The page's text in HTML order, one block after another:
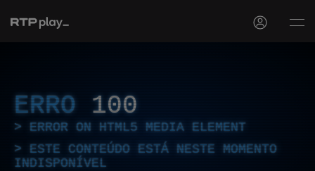
ERRO 100
ERROR ON HTML5 MEDIA ELEMENT
ESTE CONTEÚDO ESTÁ NESTE MOMENTO
INDISPONÍVEL